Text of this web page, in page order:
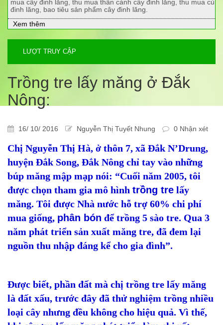
mua cây đinh lăng, thu mua thân cành cây đinh lăng, thu mua củ
đinh lăng, bao tiêu sản phẩm cây đinh lăng.
Xem thêm
LƯỢT TRUY CẬP
Trồng tre lấy măng ở Đắk
Nông:
16/ 10/ 2016 Nguyễn Thị Tuyết Nhung 0 Nhận xét
Chị Nguyễn Thị Hà, ở thôn 7, xã Đắk N’Drung,
huyện Đắk Song, Đắk Nông chỉ tay vào những
búp măng mập mạp nói: “Cuối năm 2005, tôi
được chọn tham gia mô hình trồng tre lấy
măng. Tôi được Nhà nước hỗ trợ 60% chi phí
mua giống, phân bón để trồng 5 sào tre. Qua 3
năm phát triển sản xuất măng tre, đã đem lại
nguồn thu nhập đáng kể cho gia đình”.
Được biết, phần đất mà chị trồng tre lấy măng
là đất xấu, trước đây đã thử nghiệm trồng nhiều
loại cây nhưng đều không cho hiệu quả. Vì thế,